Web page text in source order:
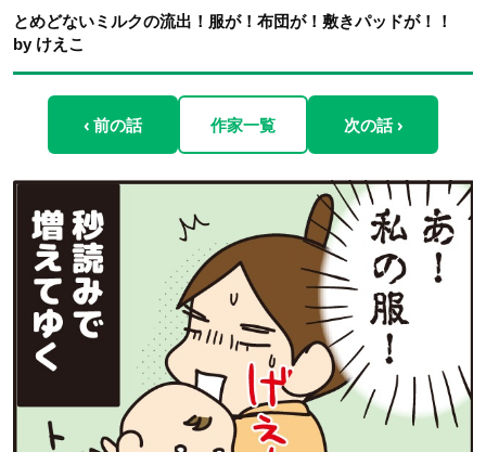
とめどないミルクの流出！服が！布団が！敷きパッドが！！
by けえこ
‹ 前の話 作家一覧 次の話 ›